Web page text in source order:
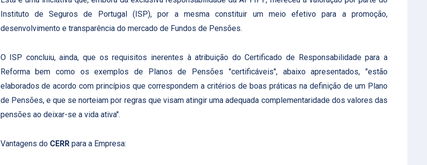
Instituto de Seguros de Portugal (ISP), por a mesma constituir um meio efetivo para a promoção,
desenvolvimento e transparência do mercado de Fundos de Pensões.
O ISP concluiu, ainda, que os requisitos inerentes à atribuição do Certificado de Responsabilidade para a
Reforma bem como os exemplos de Planos de Pensões "certificáveis", abaixo apresentados, "estão
elaborados de acordo com princípios que correspondem a critérios de boas práticas na definição de um Plano
de Pensões, e que se norteiam por regras que visam atingir uma adequada complementaridade dos valores das
pensões ao deixar-se a vida ativa".
Vantagens do CERR para a Empresa: